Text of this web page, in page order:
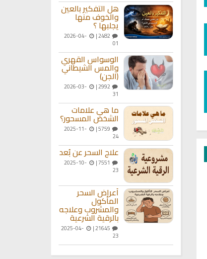
هل التفكير بالعين
والخوف منها
يجلبها ؟
2026-04-
01
الوسواس القهري
والمس الشيطاني
(الجن)
2026-03-
31
ما هي علامات
الشخص المسحور؟
2025-11-
24
علاج السحر عن بُعد
2025-10-
23
أعراض السحر
المأكول
والمشروب وعلاجه
بالرقية الشرعية
2025-04-
23